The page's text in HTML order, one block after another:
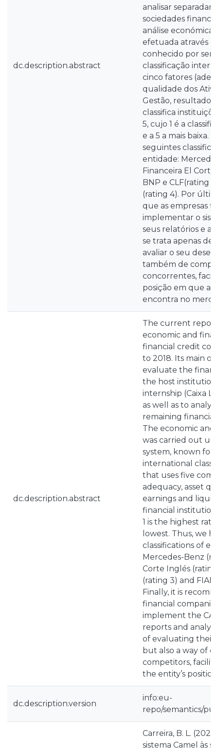
dc.description.abstract
analisar
sociedades
análise económica
efetuada através
conhecido por ser
classificação
cinco fatores
qualidade dos
Gestão, resultados
classifica
5, cujo 1 é a
e a 5 a mais baixa.
seguintes
entidade:
Financeira El
BNP e CLF(rating
(rating 4). Por
que as empresas
implementar o
seus relatórios e
se trata apenas de
avaliar o seu
também de
concorrentes,
posição em que a
encontra no
dc.description.abstract
The current
economic and
financial credit
to 2018. Its main
evaluate the
the host
internship (Caixa
as well as to
remaining
The economic and
was carried out
system, known for
international
that uses five
adequacy, asset
earnings and
financial
1 is the highest
lowest. Thus, we
classifications of
Mercedes-Benz
Corte Inglés
(rating 3) and
Finally, it is
financial
implement the
reports and
of evaluating their
but also a way of
competitors,
the entity’s
dc.description.version
info:eu-
repo/semantics/
Carreira, B. L.
sistema Camel às